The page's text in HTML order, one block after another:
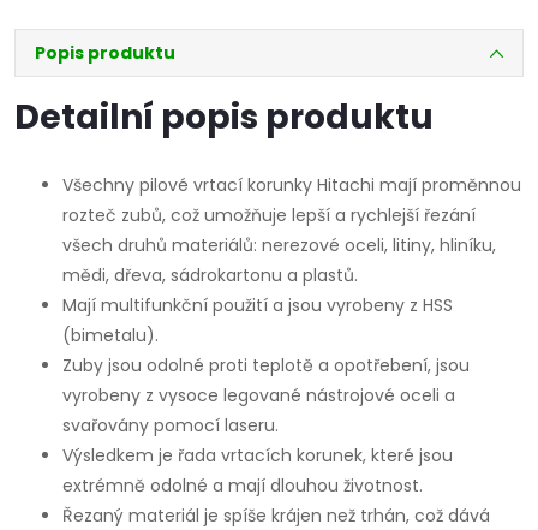
Popis produktu
Detailní popis produktu
Všechny pilové vrtací korunky Hitachi mají proměnnou
rozteč zubů, což umožňuje lepší a rychlejší řezání
všech druhů materiálů: nerezové oceli, litiny, hliníku,
mědi, dřeva, sádrokartonu a plastů.
Mají multifunkční použití a jsou vyrobeny z HSS
(bimetalu).
Zuby jsou odolné proti teplotě a opotřebení, jsou
vyrobeny z vysoce legované nástrojové oceli a
svařovány pomocí laseru.
Výsledkem je řada vrtacích korunek, které jsou
extrémně odolné a mají dlouhou životnost.
Řezaný materiál je spíše krájen než trhán, což dává